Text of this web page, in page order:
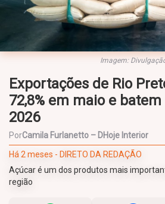
Imagem:
Exportações de Rio
72,8% em maio e
2026
PorCamila Furlanetto – DHoje Interior
Há 2 meses - DIRETO DA REDAÇÃO
Açúcar é um dos produtos mais
região